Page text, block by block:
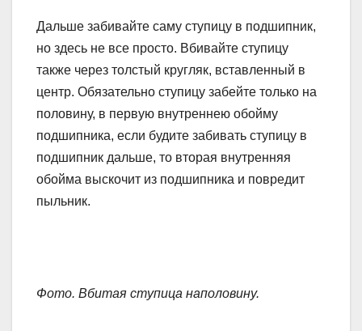
Дальше забивайте саму ступицу в подшипник,
но здесь не все просто. Вбивайте ступицу
также через толстый кругляк, вставленный в
центр. Обязательно ступицу забейте только на
половину, в первую внутреннею обойму
подшипника, если будите забивать ступицу в
подшипник дальше, то вторая внутренняя
обойма выскочит из подшипника и повредит
пыльник.
Фото. Вбитая ступица наполовину.